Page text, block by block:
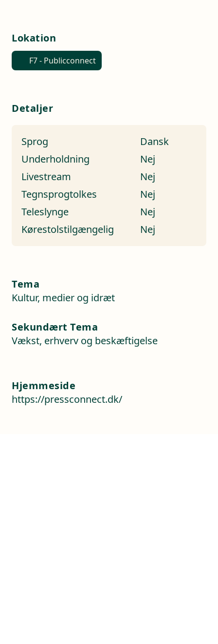
Lokation
F7 - Publicconnect
Detaljer
Sprog
Dansk
Underholdning
Nej
Livestream
Nej
Tegnsprogtolkes
Nej
Teleslynge
Nej
Kørestolstilgængelig
Nej
Tema
Kultur, medier og idræt
Sekundært Tema
Vækst, erhverv og beskæftigelse
Hjemmeside
https://pressconnect.dk/